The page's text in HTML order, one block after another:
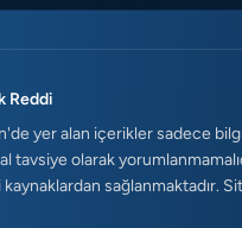
Reddi
yer alan içerikler sadece
tavsiye olarak
sağlanmaktadır.